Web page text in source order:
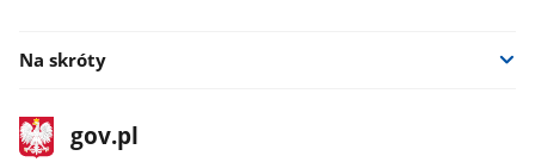
Na skróty
stopka
gov.plStrona
gov.pl